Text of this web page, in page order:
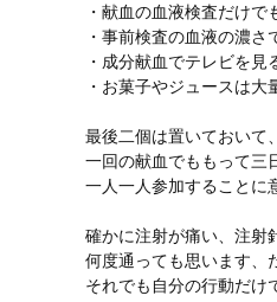
・献血の血液検査だけ
・事前検査の血液の濃
・成分献血でテレビを
・お菓子やジュースは
最後二個は置いておいて、
一回の献血でももって三
一人一人参加することに
確かに注射が痛い、注射
何度通っても思います、
それでも自分の行動だけ